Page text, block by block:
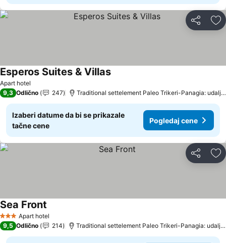
Deli
Apart hotel
Esperos Suites & Villas
9,3 Odlično 247 Traditional settelement Paleo Trikeri-Panagia: udaljenost 14.5 km
Izaberi datume da bi se prikazale
tačne cene
Pogledaj cene
Deli
3 ZvezdiceApart hotel
Sea Front
9,5 Odlično 214 Traditional settelement Paleo Trikeri-Panagia: udaljenost 12.7 km